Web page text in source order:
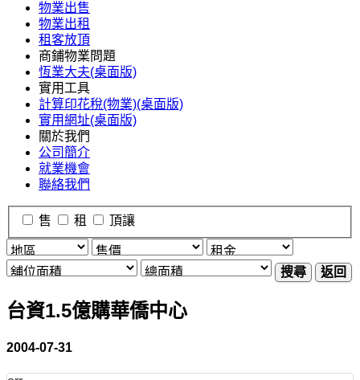
物業出售
物業出租
租客放頂
商鋪物業問題
恆業大夫(桌面版)
實用工具
計算印花稅(物業)(桌面版)
實用網址(桌面版)
關於我們
公司簡介
就業機會
聯絡我們
售 租 頂讓
搜尋 返回
台資1.5億購華僑中心
2004-07-31